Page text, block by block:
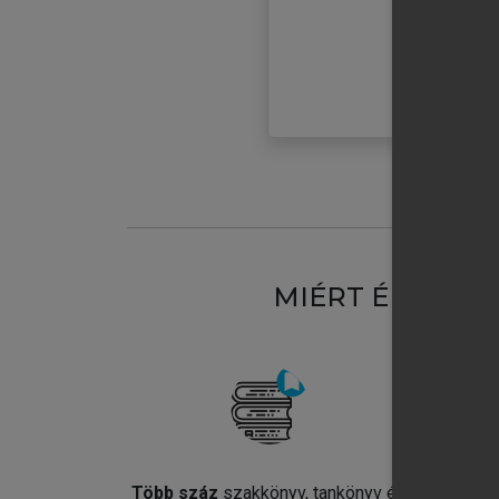
MIÉRT
Több száz szakkönyv, tankönyv és